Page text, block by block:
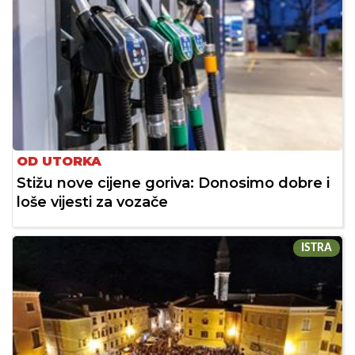
OD UTORKA
Stižu nove cijene goriva: Donosimo dobre i
loše vijesti za vozače
ISTRA